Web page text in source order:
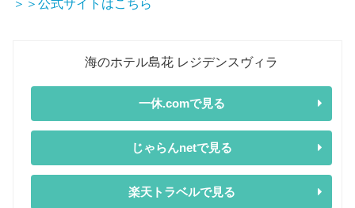
＞＞公式サイトはこちら
海のホテル島花 レジデンスヴィラ
一休.comで見る
じゃらんnetで見る
楽天トラベルで見る